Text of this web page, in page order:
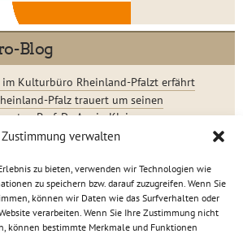
Zustimmung verwalten
zu bieten, verwenden wir Technologien wie
zu speichern bzw. darauf zuzugreifen. Wenn Sie
können wir Daten wie das Surfverhalten oder
verarbeiten. Wenn Sie Ihre Zustimmung nicht
können bestimmte Merkmale und Funktionen
Blog
im Kulturbüro Rheinland-Pfalzt erfährt
Pfalz trauert um seinen
Prof. Dr. Armin Klein
2023 im Rückblick
· C.-S.-Schmidt-Str. 9 · 56112